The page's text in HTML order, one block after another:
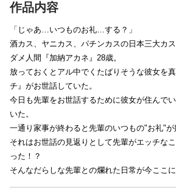
作品内容
「じゃあ…いつものお礼…する？」
酒カス、ヤニカス、パチンカスの日本三大カ
ダメ人間『加納アカネ』28歳。
放っておくとアル中でくたばりそうな彼女を
チ』がお世話していた。
今日も先輩をお世話するために彼女が住んで
いた。
一通り家事が終わると先輩のいつもの"お礼"が
それはお世話の見返りとして先輩がエッチな
った！？
そんなだらしな先輩との爛れた日常が今ここに